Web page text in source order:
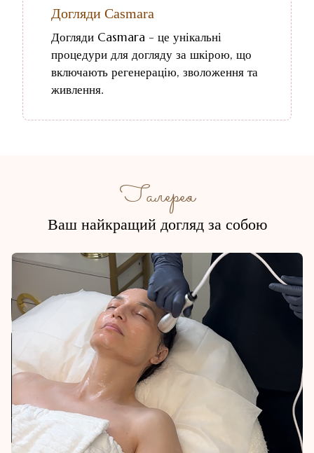
Догляди Casmara
Догляди Casmara - це унікальні
процедури для догляду за шкірою, що
включають регенерацію, зволоження та
живлення.
Галерея
Ваш найкращий догляд за собою